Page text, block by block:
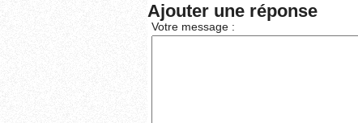
Ajouter une réponse
Votre message :